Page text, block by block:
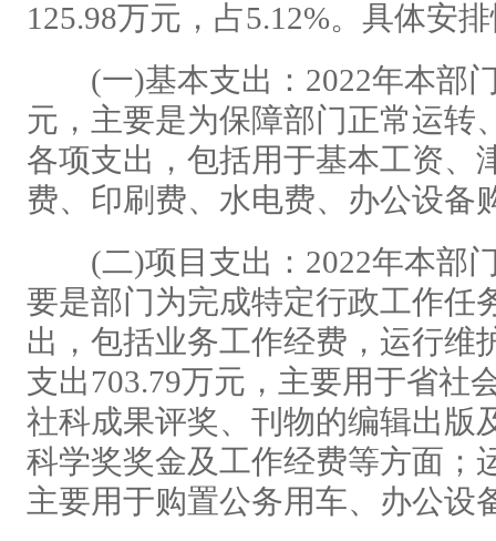
125.98万元，占5.12%。具体安
(一)基本支出：2022年本部门
元，主要是为保障部门正常运转
各项支出，包括用于基本工资、
费、印刷费、水电费、办公设备
(二)项目支出：2022年本部门
要是部门为完成特定行政工作任
出，包括业务工作经费，运行维
支出703.79万元，主要用于省社
社科成果评奖、刊物的编辑出版
科学奖奖金及工作经费等方面；
主要用于购置公务用车、办公设